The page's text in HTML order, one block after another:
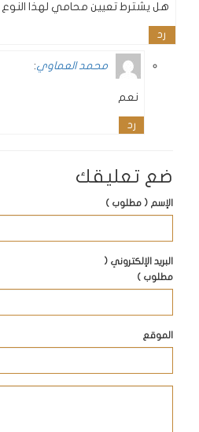
هل يشترط تعيين محامي لهذا
رد
محمد العماوي:
نعم
رد
ضع تعليقك
الإسم ( مطلوب )
البريد الإلكتروني (
مطلوب )
الموقع